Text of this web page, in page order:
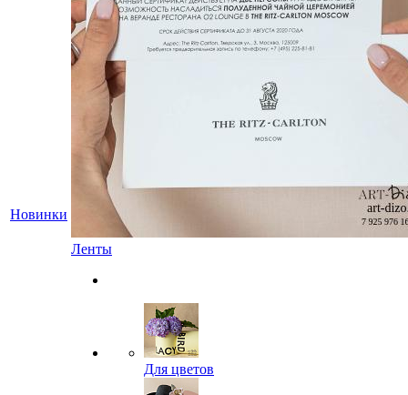
Новинки
Ленты
Для цветов